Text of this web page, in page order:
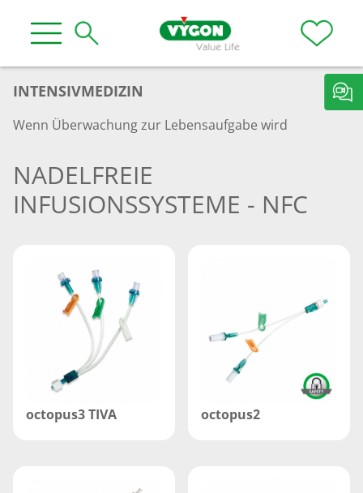
INTENSIVMEDIZIN
Wenn Überwachung zur Lebensaufgabe wird
NADELFREIE
INFUSIONSSYSTEME - NFC
octopus3 TIVA octopus2